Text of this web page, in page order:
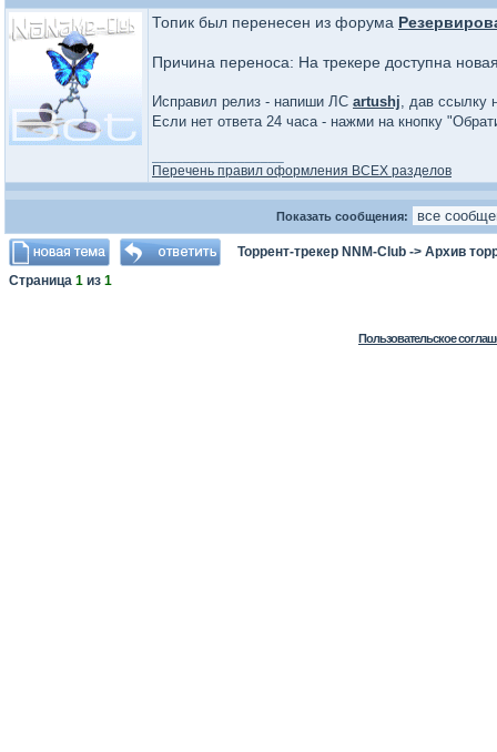
Топик был перенесен из форума
Причина переноса: На трекере доступна
Исправил релиз - напиши ЛС artushj, дав ссылку
Если нет ответа 24 часа - нажми на кнопку
Перечень правил оформления ВСЕХ разделов
Показать сообщения:
Торрент-трекер NNM-Club -> Архив
Страница 1 из 1
Пользовательское